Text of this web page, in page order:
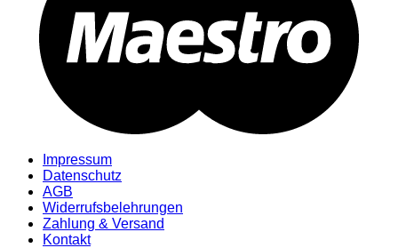
Impressum
Datenschutz
AGB
Widerrufsbelehrungen
Zahlung & Versand
Kontakt